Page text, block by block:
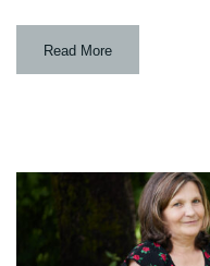
Read More